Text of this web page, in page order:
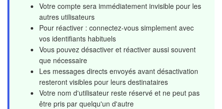
Votre compte sera immédiatement invisible pour les
autres utilisateurs
Pour réactiver : connectez-vous simplement avec
vos identifiants habituels
Vous pouvez désactiver et réactiver aussi souvent
que nécessaire
Les messages directs envoyés avant désactivation
resteront visibles pour leurs destinataires
Votre nom d'utilisateur reste réservé et ne peut pas
être pris par quelqu'un d'autre